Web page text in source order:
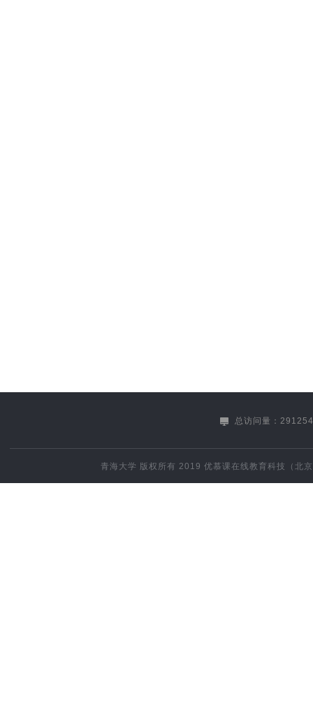
总访问量：
青海大学 版权所有 2019优慕课在线教育科技（北